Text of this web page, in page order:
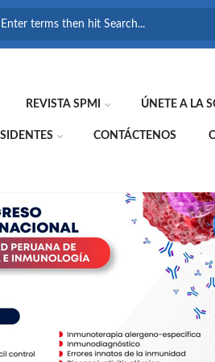
REVISTA SPMI ÚNETE A LA
CONTÁCTENOS